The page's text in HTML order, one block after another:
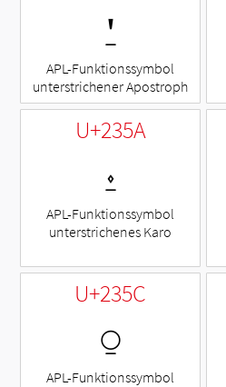
⍘
APL-Funktionssymbol
unterstrichener Apostroph
U+235A
⍚
APL-Funktionssymbol
unterstrichenes Karo
U+235C
⍜
APL-Funktionssymbol